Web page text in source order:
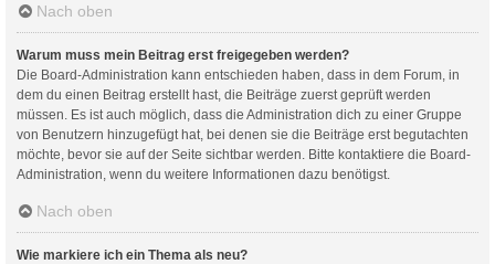
Nach oben
Warum muss mein Beitrag erst freigegeben werden?
Die Board-Administration kann entschieden haben, dass in dem Forum, in
dem du einen Beitrag erstellt hast, die Beiträge zuerst geprüft werden
müssen. Es ist auch möglich, dass die Administration dich zu einer Gruppe
von Benutzern hinzugefügt hat, bei denen sie die Beiträge erst begutachten
möchte, bevor sie auf der Seite sichtbar werden. Bitte kontaktiere die Board-
Administration, wenn du weitere Informationen dazu benötigst.
Nach oben
Wie markiere ich ein Thema als neu?